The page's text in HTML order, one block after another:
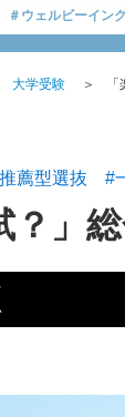
＃ウェルビーイン
大学受験 ＞
薦型選抜 #
？」